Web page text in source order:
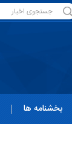
بخشنامه ها